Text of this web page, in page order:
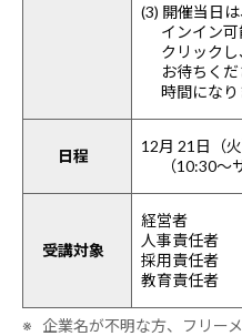
(3) 開催当日
インイン
クリック
お待ちくだ
時間になり
日程
12月 21日（
（10:30～
受講対象
経営者
人事責任者
採用責任者
教育責任者
※ 企業名が不明な方、フリー